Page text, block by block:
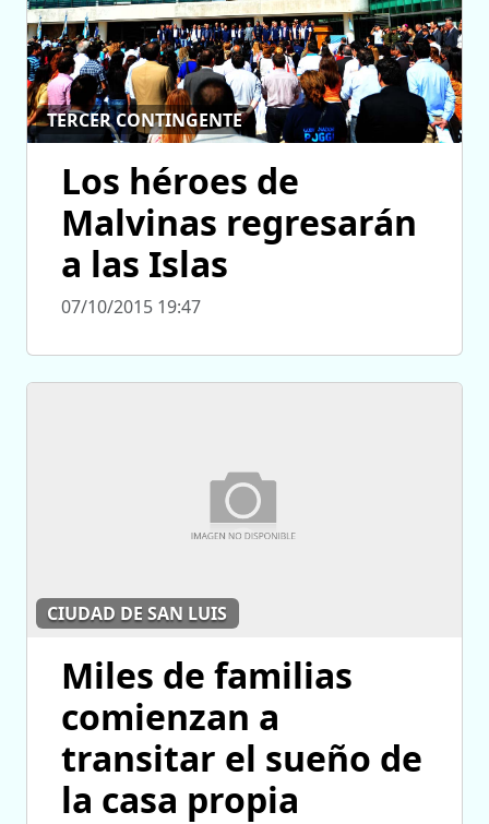
TERCER CONTINGENTE
Los héroes de
Malvinas regresarán
a las Islas
07/10/2015 19:47
CIUDAD DE SAN LUIS
Miles de familias
comienzan a
transitar el sueño de
la casa propia